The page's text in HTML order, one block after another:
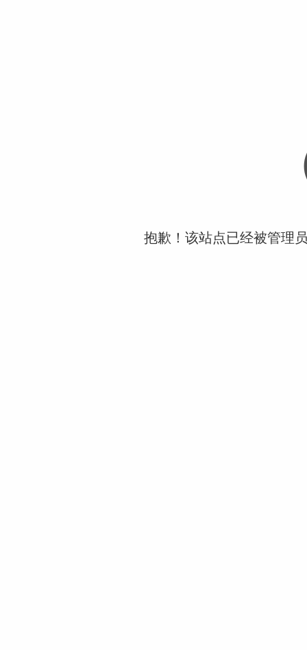
抱歉！该站点已经被管理